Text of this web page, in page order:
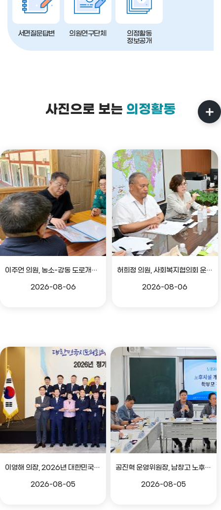
서면질문답변 의원연구단체
의정활동
정보공개
사진으로 보는 의정활동
이주언 의원, 농소-강동 도로개설 민원 현장 점검
2026-08-06
허희정 의원, 사회복지협의회 운영 관련 간담회
2026-08-06
이영해 의장, 2026년 대한민국시도의회의장협의회 정기회 참석
2026-08-05
공진혁 운영위원장, 남창고 노후시설 개선 위한 학부모 간담회
2026-08-05